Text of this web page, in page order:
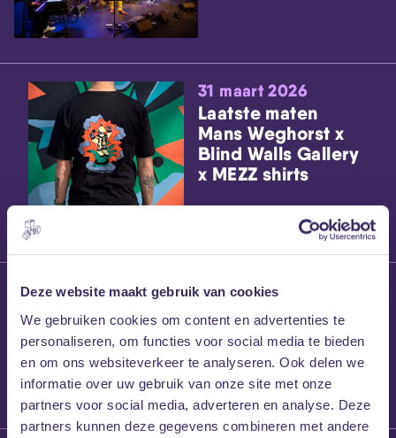
Deze website maakt gebruik van cookies
We gebruiken cookies om content en advertenties te
personaliseren, om functies voor social media te bieden
en om ons websiteverkeer te analyseren. Ook delen we
informatie over uw gebruik van onze site met onze
partners voor social media, adverteren en analyse. Deze
partners kunnen deze gegevens combineren met andere
31 maart 2026
Laatste maten
Mans Weghorst x
Blind Walls Gallery
x MEZZ shirts
27 maart 2026
Willem’s Blog:
Frans Kalf